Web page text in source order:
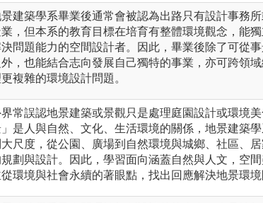
建築學系畢業後通常會被認為出路只有設計事務
，但本系的教育目標在培育有整體環境觀念，能
問題能力的空間設計者。因此，畢業後除了可從
外，也能結合志向發展自己獨特的事業，亦可跨領
複雜的環境設計問題。
常誤認地景建築或景觀只是處理庭園設計或環境
是人與自然、文化、生活環境的關係，地景建築
尺度，從公園、廣場到自然環境與城鄉、社區、
劃與設計。因此，學習面向涵蓋自然與人文，空間
環境與社會永續的著眼點，找出回應解決地景環境